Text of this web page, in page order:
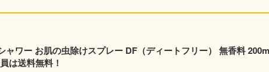
ャワー お肌の虫除けスプレー DF（ディートフリー） 無香料
は送料無料！